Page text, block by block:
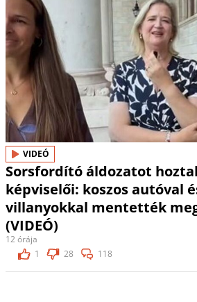
VIDEÓ
Sorsfordító áldozatot
képviselői: koszos autóval
villanyokkal mentették
(VIDEÓ)
12 órája
1
28 118